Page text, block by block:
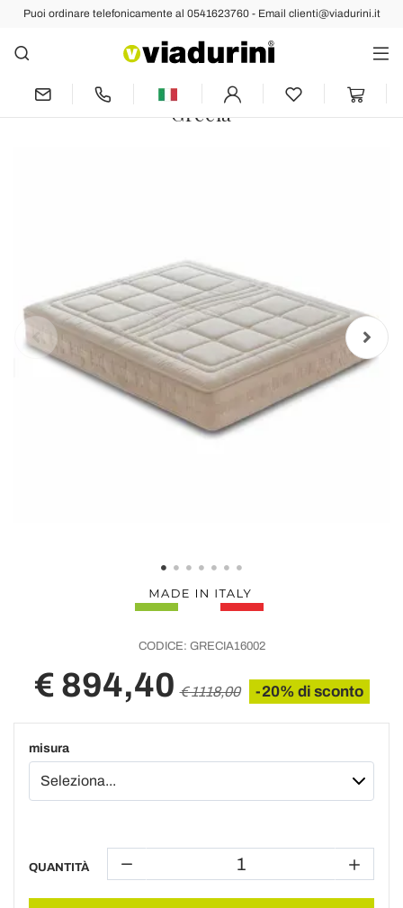
Puoi ordinare telefonicamente al 0541623760 - Email clienti@viadurini.it
Indietro Prec Succ
Materasso Una Piazza e Mezzo Memory
di Lusso, 1600 Molle, Made in Italy –
Grecia
CODICE: GRECIA16002
€ 894,40 € 1118,00 -20% di sconto
misura
QUANTITÀ